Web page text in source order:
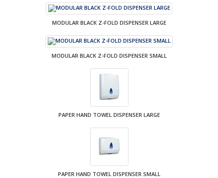
MODULAR BLACK Z-FOLD DISPENSER LARGE
MODULAR BLACK Z-FOLD DISPENSER SMALL
PAPER HAND TOWEL DISPENSER LARGE
PAPER HAND TOWEL DISPENSER SMALL